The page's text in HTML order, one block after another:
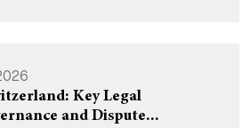
Key Legal
and Dispute...